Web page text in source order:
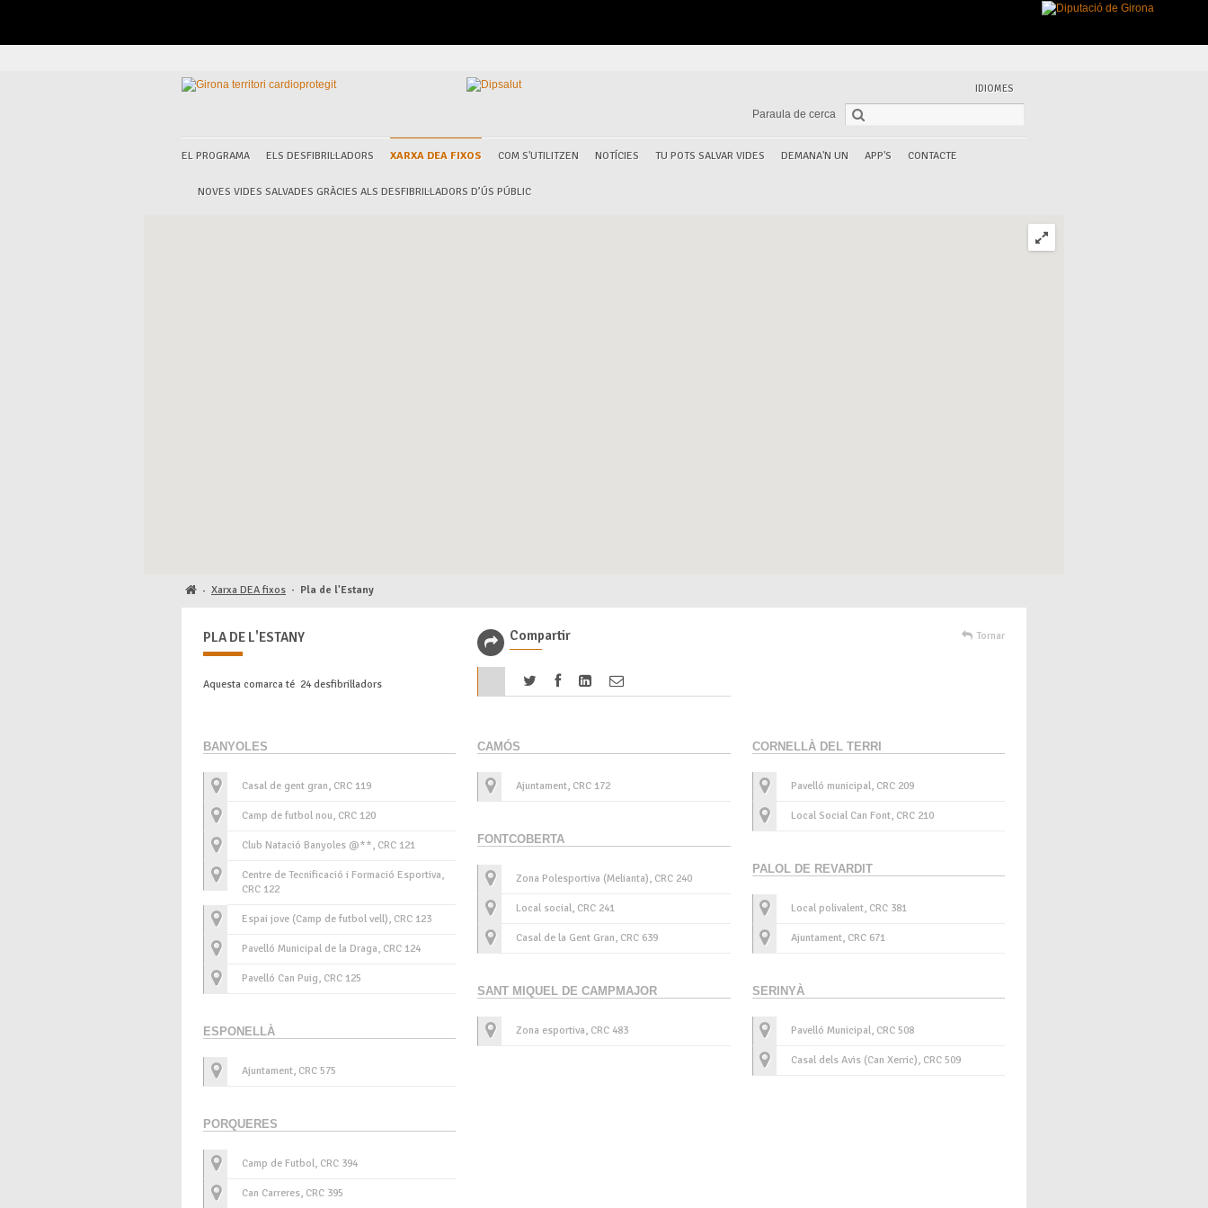
IDIOMES
Paraula de cerca
EL PROGRAMA ELS DESFIBRIL·LADORS XARXA DEA FIXOS COM S'UTILITZEN NOTÍCIES TU POTS SALVAR VIDES DEMANA'N UN APP'S CONTACTE
NOVES VIDES SALVADES GRÀCIES ALS DESFIBRIL·LADORS D’ÚS PÚBLIC
· Xarxa DEA fixos · Pla de l'Estany
Tornar
PLA DE L'ESTANY
Aquesta comarca té 24 desfibril·ladors
Compartir
BANYOLES
Casal de gent gran, CRC 119
Camp de futbol nou, CRC 120
Club Natació Banyoles @**, CRC 121
Centre de Tecnificació i Formació Esportiva,
CRC 122
Espai jove (Camp de futbol vell), CRC 123
Pavelló Municipal de la Draga, CRC 124
Pavelló Can Puig, CRC 125
ESPONELLÀ
Ajuntament, CRC 575
PORQUERES
Camp de Futbol, CRC 394
Can Carreres, CRC 395
CAMÓS
Ajuntament, CRC 172
FONTCOBERTA
Zona Polesportiva (Melianta), CRC 240
Local social, CRC 241
Casal de la Gent Gran, CRC 639
SANT MIQUEL DE CAMPMAJOR
Zona esportiva, CRC 483
CORNELLÀ DEL TERRI
Pavelló municipal, CRC 209
Local Social Can Font, CRC 210
PALOL DE REVARDIT
Local polivalent, CRC 381
Ajuntament, CRC 671
SERINYÀ
Pavelló Municipal, CRC 508
Casal dels Avis (Can Xerric), CRC 509